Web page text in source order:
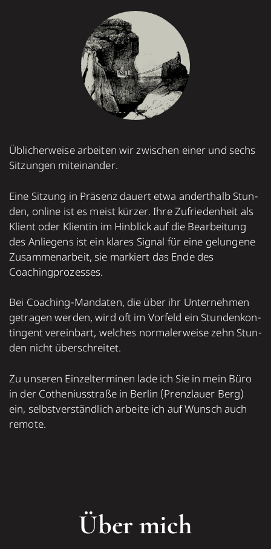
Üblicherweise arbei­ten wir zwi­schen einer und sechs
Sitzun­gen mit­ein­ander.
Eine Sit­zung in Prä­senz dauert etwa andert­halb Stun­
den, online ist es meist kür­zer. Ihre Zufrie­den­heit als
Klient oder Klien­tin im Hin­blick auf die Bear­bei­tung
des Anlie­gens ist ein kla­res Sig­nal für eine gelun­gene
Zusam­men­arbeit, sie mar­kiert das Ende des
Coaching­prozesses.
Bei Coaching-Man­da­ten, die über ihr Unter­neh­men
getragen werden, wird oft im Vorfeld ein Stun­den­kon­
tin­gent ver­ein­bart, welches nor­ma­ler­weise zehn Stun­
den nicht über­schrei­tet.
Zu unseren Ein­zel­ter­mi­nen lade ich Sie in mein Büro
in der Cotheniusstraße in Berlin (Prenz­lauer Berg)
ein, selbst­ver­ständ­lich arbeite ich auf Wunsch auch
remote.
Über mich